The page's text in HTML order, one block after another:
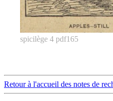
spicilège 4 pdf165
Retour à l'accueil des notes de